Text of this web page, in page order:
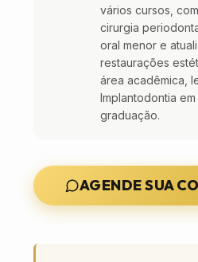
vários cursos,
cirurgia
oral menor e
restaurações
área acadêmica,
Implantodontia
graduação.
AGENDE SUA